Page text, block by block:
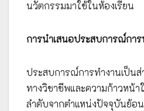
นวัตกรรมมาใช้ในห้องเรียน
การนำเสนอประสบการณ์การ
ประสบการณ์การทำงานเป็น
ทางวิชาชีพและความก้าวหน้า
ลำดับจากตำแหน่งปัจจุบันย้อ